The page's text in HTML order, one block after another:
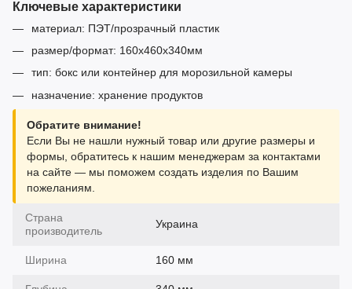
Ключевые характеристики
материал: ПЭТ/прозрачный пластик
размер/формат: 160х460х340мм
тип: бокс или контейнер для морозильной камеры
назначение: хранение продуктов
Обратите внимание!
Если Вы не нашли нужный товар или другие размеры и
формы, обратитесь к нашим менеджерам за контактами
на сайте — мы поможем создать изделия по Вашим
пожеланиям.
Страна
производитель
Украина
Ширина 160 мм